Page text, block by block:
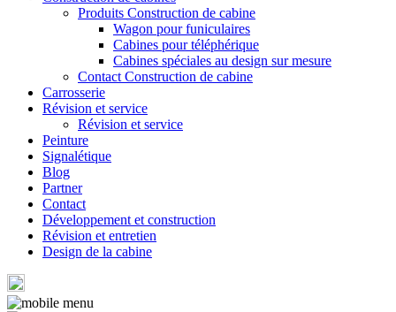
Produits Construction de cabine
Wagon pour funiculaires
Cabines pour téléphérique
Cabines spéciales au design sur mesure
Contact Construction de cabine
Carrosserie
Révision et service
Révision et service
Peinture
Signalétique
Blog
Partner
Contact
Développement et construction
Révision et entretien
Design de la cabine